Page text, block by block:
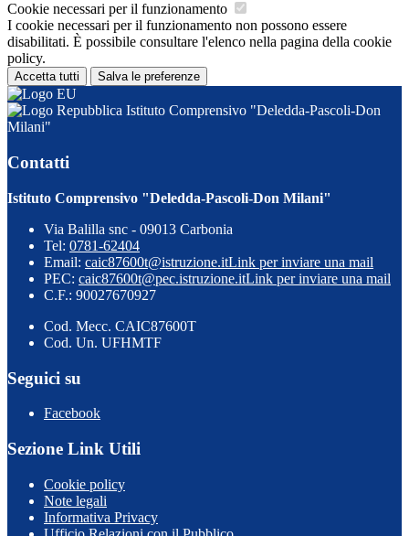
Cookie necessari per il funzionamento
I cookie necessari per il funzionamento non possono essere
disabilitati. È possibile consultare l'elenco nella pagina della cookie
policy.
Accetta tutti Salva le preferenze
Istituto Comprensivo "Deledda-Pascoli-Don
Milani"
Contatti
Istituto Comprensivo "Deledda-Pascoli-Don Milani"
Via Balilla snc - 09013 Carbonia
Tel: 0781-62404
Email: caic87600t@istruzione.itLink per inviare una mail
PEC: caic87600t@pec.istruzione.itLink per inviare una mail
C.F.: 90027670927
Cod. Mecc. CAIC87600T
Cod. Un. UFHMTF
Seguici su
Facebook
Sezione Link Utili
Cookie policy
Note legali
Informativa Privacy